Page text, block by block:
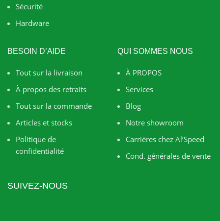
Sécurité
Hardware
BESOIN D’AIDE
Tout sur la livraison
À propos des retraits
Tout sur la commande
Articles et stocks
Politique de
confidentialité
QUI SOMMES NOUS
À PROPOS
Services
Blog
Notre showroom
Carrières chez Al’Speed
Cond. générales de vente
SUIVEZ-NOUS